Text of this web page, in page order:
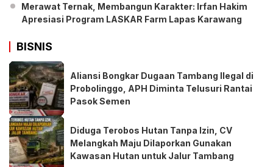
Merawat Ternak, Membangun Karakter: Irfan Hakim
Apresiasi Program LASKAR Farm Lapas Karawang
BISNIS
Aliansi Bongkar Dugaan Tambang Ilegal di
Probolinggo, APH Diminta Telusuri Rantai
Pasok Semen
Diduga Terobos Hutan Tanpa Izin, CV
Melangkah Maju Dilaporkan Gunakan
Kawasan Hutan untuk Jalur Tambang